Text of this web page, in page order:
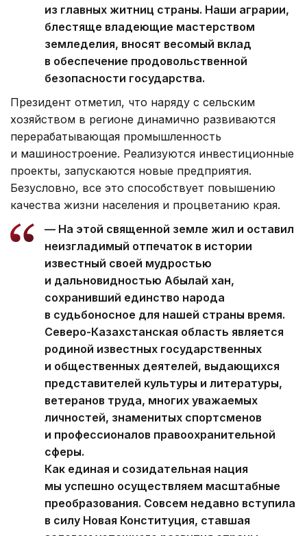
из главных житниц страны. Наши аграрии,
блестяще владеющие мастерством
земледелия, вносят весомый вклад
в обеспечение продовольственной
безопасности государства.
Президент отметил, что наряду с сельским
хозяйством в регионе динамично развиваются
перерабатывающая промышленность
и машиностроение. Реализуются инвестиционные
проекты, запускаются новые предприятия.
Безусловно, все это способствует повышению
качества жизни населения и процветанию края.
— На этой священной земле жил и оставил
неизгладимый отпечаток в истории
известный своей мудростью
и дальновидностью Абылай хан,
сохранивший единство народа
в судьбоносное для нашей страны время.
Северо-Казахстанская область является
родиной известных государственных
и общественных деятелей, выдающихся
представителей культуры и литературы,
ветеранов труда, многих уважаемых
личностей, знаменитых спортсменов
и профессионалов правоохранительной
сферы.
Как единая и созидательная нация
мы успешно осуществляем масштабные
преобразования. Совсем недавно вступила
в силу Новая Конституция, ставшая